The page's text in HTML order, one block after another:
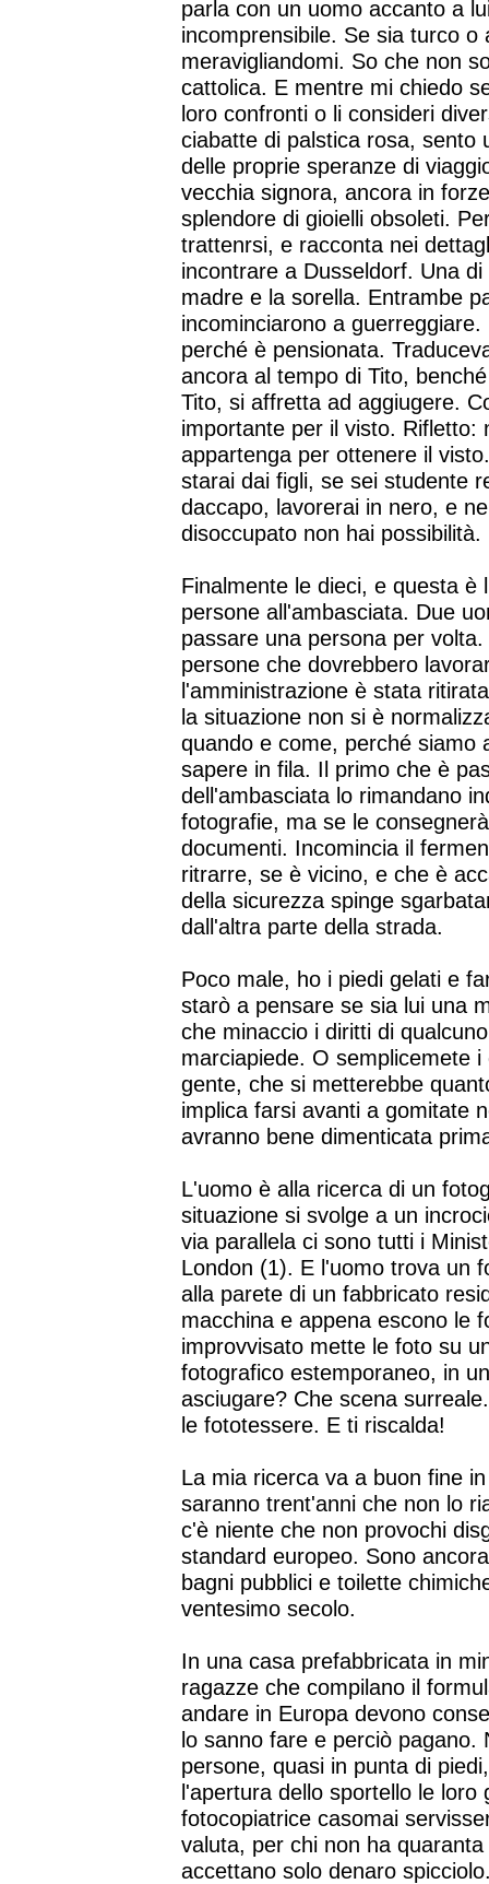
parla con un uomo accanto a
incomprensibile. Se sia turco
meravigliandomi. So che non
cattolica. E mentre mi chiedo
loro confronti o li consideri
ciabatte di palstica rosa, sento
delle proprie speranze di
vecchia signora, ancora in
splendore di gioielli obsoleti.
trattenrsi, e racconta nei
incontrare a Dusseldorf. Una
madre e la sorella. Entrambe
incominciarono a
perché è pensionata.
ancora al tempo di Tito,
Tito, si affretta ad aggiugere.
importante per il visto. Rifletto:
appartenga per ottenere il
starai dai figli, se sei studente
daccapo, lavorerai in nero, e
disoccupato non hai possibilità.
Finalmente le dieci, e questa
persone all'ambasciata. Due
passare una persona per
persone che dovrebbero
l'amministrazione è stata
la situazione non si è
quando e come, perché siamo
sapere in fila. Il primo che è
dell'ambasciata lo rimandano
fotografie, ma se le
documenti. Incomincia il
ritrarre, se è vicino, e che è
della sicurezza spinge
dall'altra parte della strada.
Poco male, ho i piedi gelati e
starò a pensare se sia lui una
che minaccio i diritti di
marciapiede. O semplicemete
gente, che si metterebbe
implica farsi avanti a gomitate
avranno bene dimenticata
L'uomo è alla ricerca di un
situazione si svolge a un
via parallela ci sono tutti i
London (1). E l'uomo trova un
alla parete di un fabbricato
macchina e appena escono le
improvvisato mette le foto su
fotografico estemporaneo, in
asciugare? Che scena
le fototessere. E ti riscalda!
La mia ricerca va a buon fine
saranno trent'anni che non lo
c'è niente che non provochi
standard europeo. Sono
bagni pubblici e toilette
ventesimo secolo.
In una casa prefabbricata in
ragazze che compilano il
andare in Europa devono
lo sanno fare e perciò
persone, quasi in punta di
l'apertura dello sportello le
fotocopiatrice casomai
valuta, per chi non ha
accettano solo denaro